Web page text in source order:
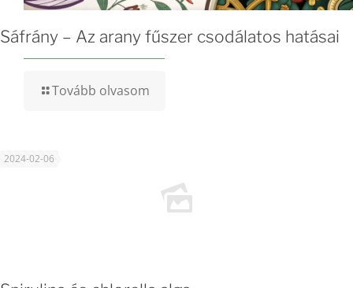
Sáfrány – Az arany fűszer csodálatos hatásai
Tovább olvasom
2024-02-06